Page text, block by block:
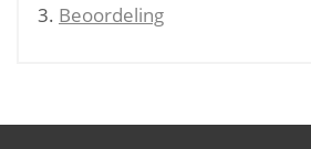
Beoordeling